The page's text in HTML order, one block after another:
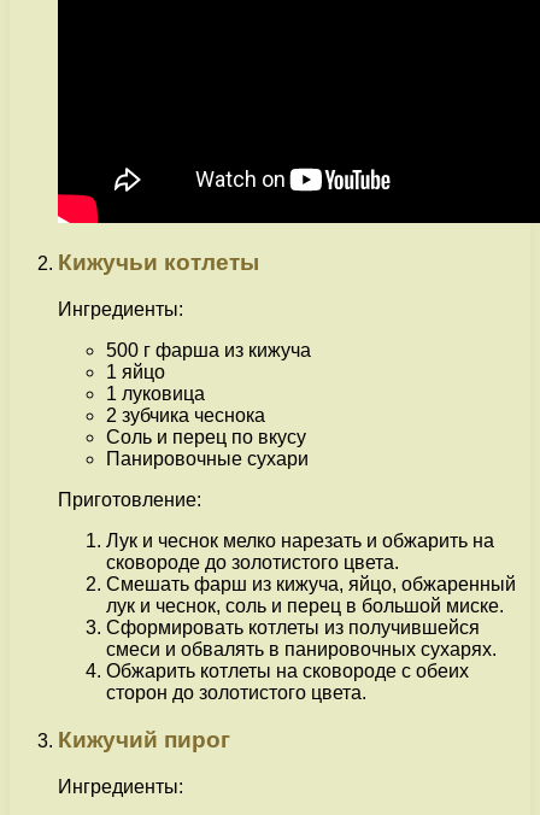
Кижучьи котлеты
Ингредиенты:
500 г фарша из кижуча
1 яйцо
1 луковица
2 зубчика чеснока
Соль и перец по вкусу
Панировочные сухари
Приготовление:
Лук и чеснок мелко нарезать и обжарить на
сковороде до золотистого цвета.
Смешать фарш из кижуча, яйцо, обжаренный
лук и чеснок, соль и перец в большой миске.
Сформировать котлеты из получившейся
смеси и обвалять в панировочных сухарях.
Обжарить котлеты на сковороде с обеих
сторон до золотистого цвета.
Кижучий пирог
Ингредиенты: